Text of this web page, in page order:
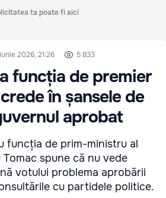
ta poate fi aici
2026, 21:26 5 833
funcția de premier
în șansele de
aprobat
funcția de prim-ministru al
Tomac spune că nu vede
votului problema aprobării
cu partidele politice.